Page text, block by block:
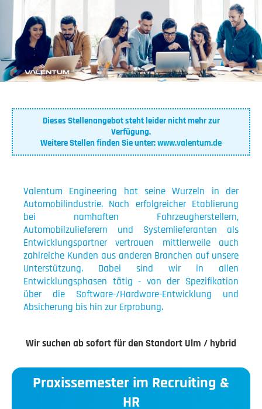
Dieses Stellenangebot steht leider nicht mehr zur
Verfügung.
Weitere Stellen finden Sie unter:www.valentum.de
Valentum Engineering hat seine Wurzeln in der
Automobilindustrie. Nach erfolgreicher Etablierung
bei namhaften Fahrzeugherstellern,
Automobilzulieferern und Systemlieferanten als
Entwicklungspartner vertrauen mittlerweile auch
zahlreiche Kunden aus anderen Branchen auf unsere
Unterstützung. Dabei sind wir in allen
Entwicklungsphasen tätig - von der Spezifikation
über die Software-/Hardware-Entwicklung und
Absicherung bis hin zur Erprobung.
Wir suchen ab sofort für den Standort Ulm / hybrid
Praxissemester im Recruiting &
HR